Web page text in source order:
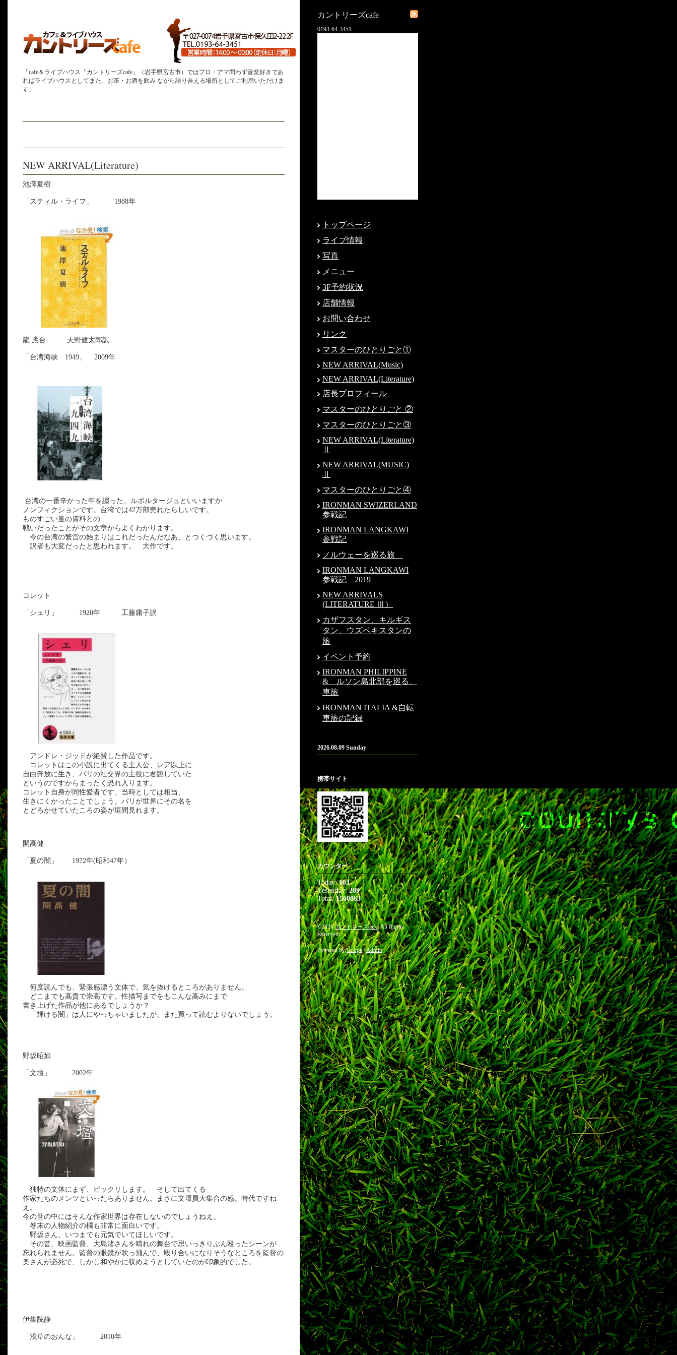
「cafe＆ライブハウス「カントリーズcafe」（岩手県宮古市）ではプロ・アマ問わず音楽好きであ
ればライブハウスとしてまた、お茶・お酒を飲み ながら語り合える場所としてご利用いただけま
す」
NEW ARRIVAL(Literature)
池澤夏樹
「スティル・ライフ」 1988年
龍 應台 天野健太郎訳
「台湾海峡 1949」 2009年
台湾の一番辛かった年を綴った、ルポルタージュといいますか
ノンフィクションです。台湾では42万部売れたらしいです。
ものすごい量の資料との
戦いだったことがその文章からよくわかります。
今の台湾の繁営の始まりはこれだったんだなあ、とつくづく思います。
訳者も大変だったと思われます。 大作です。
コレット
「シェリ」 1920年 工藤庸子訳
アンドレ・ジッドが絶賛した作品です。
コレットはこの小説に出てくる主人公、レア以上に
自由奔放に生き、パリの社交界の主役に君臨していた
というのですからまったく恐れ入ります。
コレット自身が同性愛者です、当時としては相当、
生きにくかったことでしょう。パリが世界にその名を
とどろかせていたころの姿が垣間見れます。
開高健
「夏の闇」 1972年(昭和47年）
何度読んでも、緊張感漂う文体で、気を抜けるところがありません。
どこまでも高貴で崇高です。性描写までをもこんな高みにまで
書き上げた作品が他にあるでしょうか？
「輝ける闇」は人にやっちゃいましたが、また買って読むよりないでしょう。
野坂昭如
「文壇」 2002年
独特の文体にまず、ビックリします。 そして出てくる
作家たちのメンツといったらありません。まさに文壇員大集合の感。時代ですね
え。
今の世の中にはそんな作家世界は存在しないのでしょうねえ。
巻末の人物紹介の欄も非常に面白いです。
野坂さん、いつまでも元気でいてほしいです。
その昔、映画監督、大島渚さんを晴れの舞台で思いっきりぶん殴ったシーンが
忘れられません。監督の眼鏡が吹っ飛んで、殴り合いになりそうなところを監督の
奥さんが必死で、しかし和やかに収めようとしていたのが印象的でした。
伊集院静
「浅草のおんな」 2010年
カントリーズcafe
0193-64-3451
トップページ
ライブ情報
写真
メニュー
3F予約状況
店舗情報
お問い合わせ
リンク
マスターのひとりごと①
NEW ARRIVAL(Music)
NEW ARRIVAL(Literature)
店長プロフィール
マスターのひとりごと ②
マスターのひとりごと③
NEW ARRIVAL(Literature)
Ⅱ
NEW ARRIVAL(MUSIC)
Ⅱ
マスターのひとりごと④
IRONMAN SWIZERLAND
参戦記
IRONMAN LANGKAWI
参戦記
ノルウェーを巡る旅
IRONMAN LANGKAWI
参戦記 2019
NEW ARRIVALS
(LITERATURE Ⅲ）
カザフスタン、キルギス
タン、ウズベキスタンの
旅
イベント予約
IRONMAN PHILIPPINE
& ルソン島北部を巡る、
車旅
IRONMAN ITALIA &自転
車旅の記録
2026.08.09 Sunday
携帯サイト
カウンター
Today:103
Yesterday:209
Total:1560063
©2026カントリーズcafe. All Rights
Reserved.
Powered byGoope/Admin